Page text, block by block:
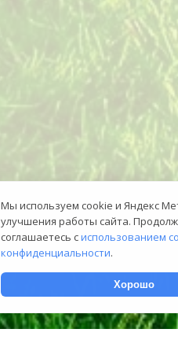
Мы используем cookie и Яндекс
улучшения работы сайта.
соглашаетесь сиспользованием
конфиденциальности.
Хорошо